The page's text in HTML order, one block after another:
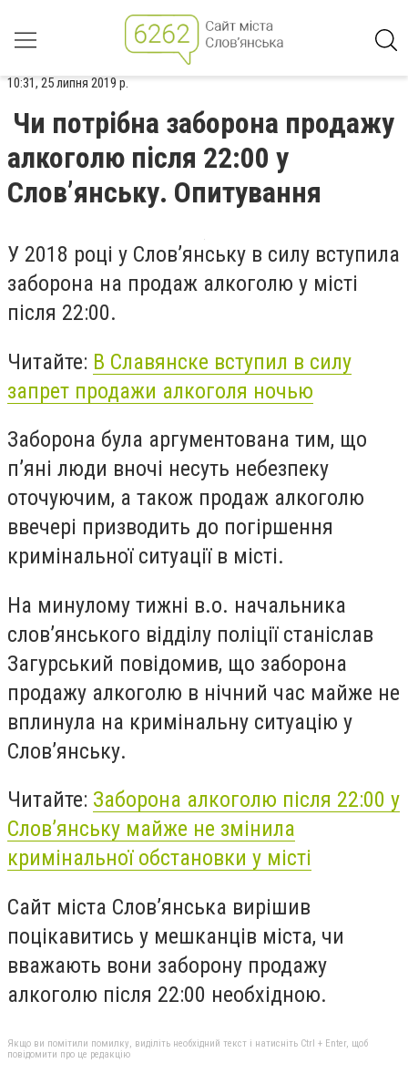
10:31, 25 липня 2019 р.
Чи потрібна заборона продажу
алкоголю після 22:00 у
Слов’янську. Опитування
У 2018 році у Слов’янську в силу вступила
заборона на продаж алкоголю у місті
після 22:00.
Читайте: В Славянске вступил в силу
запрет продажи алкоголя ночью
Заборона була аргументована тим, що
п’яні люди вночі несуть небезпеку
оточуючим, а також продаж алкоголю
ввечері призводить до погіршення
кримінальної ситуації в місті.
На минулому тижні в.о. начальника
слов’янського відділу поліції станіслав
Загурський повідомив, що заборона
продажу алкоголю в нічний час майже не
вплинула на кримінальну ситуацію у
Слов’янську.
Читайте: Заборона алкоголю після 22:00 у
Слов’янську майже не змінила
кримінальної обстановки у місті
Сайт міста Слов’янська вирішив
поцікавитись у мешканців міста, чи
вважають вони заборону продажу
алкоголю після 22:00 необхідною.
Якщо ви помітили помилку, виділіть необхідний текст і натисніть Ctrl + Enter, щоб
повідомити про це редакцію